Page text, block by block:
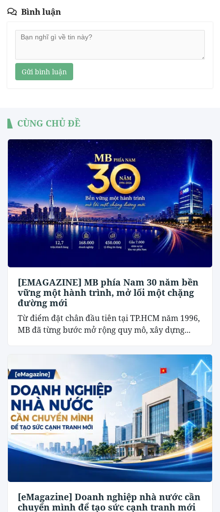
Bình luận
Gửi bình luận
CÙNG CHỦ ĐỀ
[EMAGAZINE] MB phía Nam 30 năm bền
vững một hành trình, mở lối một chặng
đường mới
Từ điểm đặt chân đầu tiên tại TP.HCM năm 1996,
MB đã từng bước mở rộng quy mô, xây dựng...
[eMagazine] Doanh nghiệp nhà nước cần
chuyển mình để tạo sức cạnh tranh mới